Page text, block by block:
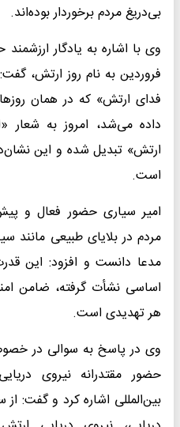
بی‌دریغ مردم برخوردار بوده‌اند.
فروردین به نام روز ارتش،
فدای ارتش» که در همان
داده می‌شد، امروز به
ارتش» تبدیل شده و این
است.
امیر سیاری حضور فعال و
مردم در بلایای طبیعی مانند
مدعا دانست و افزود: این
اساسی نشأت گرفته، ضامن
هر تهدیدی است.
وی در پاسخ به سوالی در
حضور مقتدرانه نیروی